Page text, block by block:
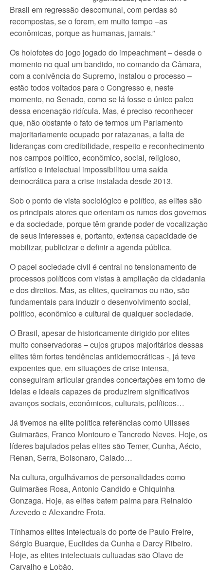
Brasil em regressão descomunal, com perdas só
recompostas, se o forem, em muito tempo –as
econômicas, porque as humanas, jamais.”
Os holofotes do jogo jogado do impeachment – desde o
momento no qual um bandido, no comando da Câmara,
com a conivência do Supremo, instalou o processo –
estão todos voltados para o Congresso e, neste
momento, no Senado, como se lá fosse o único palco
dessa encenação ridícula. Mas, é preciso reconhecer
que, não obstante o fato de termos um Parlamento
majoritariamente ocupado por ratazanas, a falta de
lideranças com credibilidade, respeito e reconhecimento
nos campos político, econômico, social, religioso,
artístico e intelectual impossibilitou uma saída
democrática para a crise instalada desde 2013.
Sob o ponto de vista sociológico e político, as elites são
os principais atores que orientam os rumos dos governos
e da sociedade, porque têm grande poder de vocalização
de seus interesses e, portanto, extensa capacidade de
mobilizar, publicizar e definir a agenda pública.
O papel sociedade civil é central no tensionamento de
processos políticos com vistas à ampliação da cidadania
e dos direitos. Mas, as elites, queiramos ou não, são
fundamentais para induzir o desenvolvimento social,
político, econômico e cultural de qualquer sociedade.
O Brasil, apesar de historicamente dirigido por elites
muito conservadoras – cujos grupos majoritários dessas
elites têm fortes tendências antidemocráticas -, já teve
expoentes que, em situações de crise intensa,
conseguiram articular grandes concertações em torno de
ideias e ideais capazes de produzirem significativos
avanços sociais, econômicos, culturais, políticos…
Já tivemos na elite política referências como Ulisses
Guimarães, Franco Montouro e Tancredo Neves. Hoje, os
líderes bajulados pelas elites são Temer, Cunha, Aécio,
Renan, Serra, Bolsonaro, Caiado…
Na cultura, orgulhávamos de personalidades como
Guimarães Rosa, Antonio Candido e Chiquinha
Gonzaga. Hoje, as elites batem palma para Reinaldo
Azevedo e Alexandre Frota.
Tínhamos elites intelectuais do porte de Paulo Freire,
Sérgio Buarque, Euclides da Cunha e Darcy Ribeiro.
Hoje, as elites intelectuais cultuadas são Olavo de
Carvalho e Lobão.